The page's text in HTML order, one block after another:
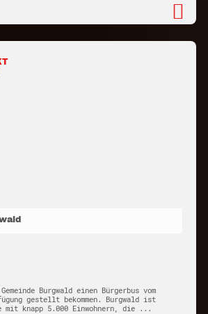
Burgwald einen Bürgerbus vom
gestellt bekommen. Burgwald ist
mit knapp 5.000 Einwohnern, die ...